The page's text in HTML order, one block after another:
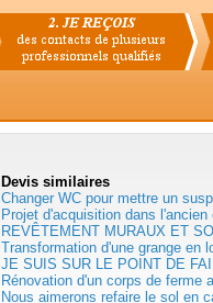
Devis similaires
Changer WC pour mettre un
Projet d'acquisition dans
REVÊTEMENT MURAUX ET
Transformation d'une grange en
JE SUIS SUR LE POINT DE
Rénovation d'un corps de ferme
Nous aimerons refaire le sol en